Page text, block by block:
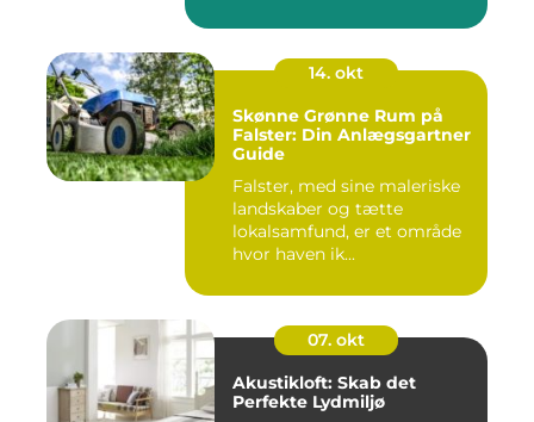
14. okt
Skønne Grønne Rum på
Falster: Din Anlægsgartner
Guide
Falster, med sine maleriske
landskaber og tætte
lokalsamfund, er et område
hvor haven ik...
07. okt
Akustikloft: Skab det
Perfekte Lydmiljø